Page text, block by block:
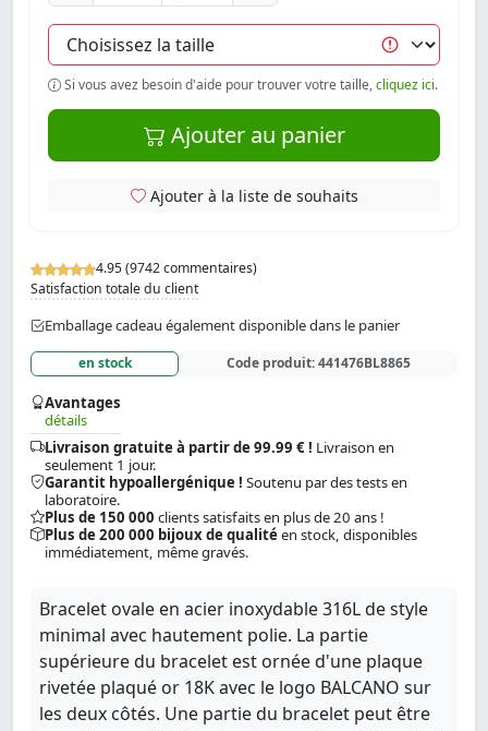
4.95 (9742 commentaires)
Satisfaction totale du client
Emballage cadeau également disponible dans le panier
en stock Code produit:441476BL8865
Avantages
détails
Livraison gratuite à partir de 99.99 € ! Livraison en
seulement 1 jour.
Garantit hypoallergénique ! Soutenu par des tests en
laboratoire.
Plus de 150 000 clients satisfaits en plus de 20 ans !
Plus de 200 000 bijoux de qualitéen stock, disponibles
immédiatement, même gravés.
Si vous avez besoin d'aide pour trouver votre taille,cliquez ici.
Ajouter au panier
Ajouter à la liste de souhaits
Bracelet ovale en acier inoxydable 316L de style
minimal avec hautement polie. La partie
supérieure du bracelet est ornée d'une plaque
rivetée plaqué or 18K avec le logo BALCANO sur
les deux côtés. Une partie du bracelet peut être